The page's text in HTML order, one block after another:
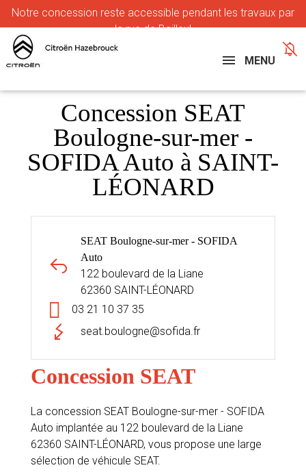
Notre concession reste accessible pendant les travaux par
la rue de Bailleul
MENU
Concession SEAT
Boulogne-sur-mer -
SOFIDA Auto à SAINT-
LÉONARD
SEAT Boulogne-sur-mer - SOFIDA
Auto
122 boulevard de la Liane
62360 SAINT-LÉONARD
03 21 10 37 35
seat.boulogne@sofida.fr
Concession SEAT
La concession SEAT Boulogne-sur-mer - SOFIDA
Auto implantée au 122 boulevard de la Liane
62360 SAINT-LÉONARD, vous propose une large
sélection de véhicule SEAT.